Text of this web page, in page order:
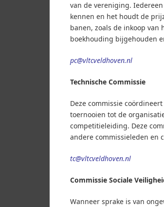
van de vereniging.
kennen en het houdt de
banen, zoals de inkoop van
boekhouding bijgehouden
pc@vltcveldhoven.nl
Technische Commissie
Deze commissie
toernooien tot de
competitieleiding. Deze
andere commissieleden en
tc@vltcveldhoven.nl
Commissie Sociale
Wanneer sprake is van